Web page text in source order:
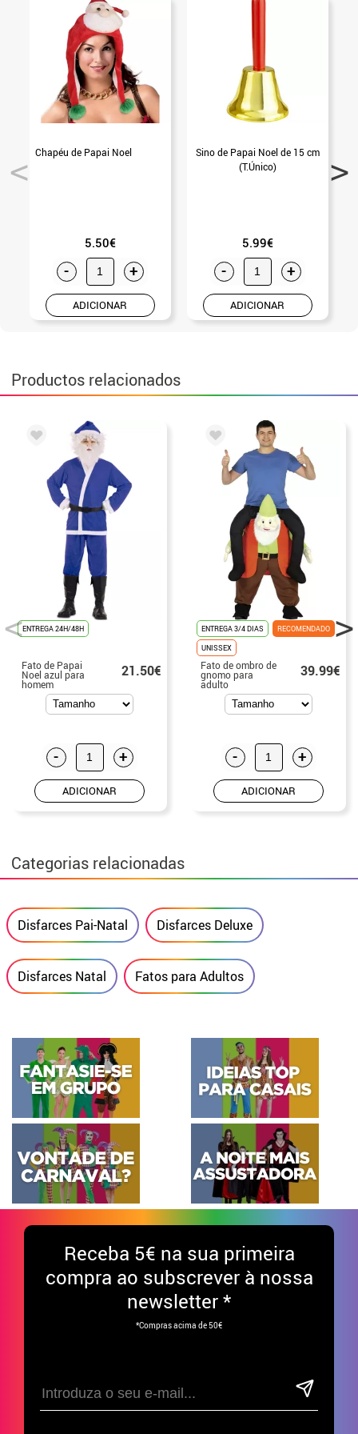
Chapéu de Papai Noel
5.50€
- +
ADICIONAR
Sino de Papai Noel de 15 cm
(T.Único)
5.99€
- +
ADICIONAR
Productos relacionados
ENTREGA 24H/48H
Fato de Papai
Noel azul para
homem
21.50€
- +
ADICIONAR
ENTREGA 3/4 DIAS
RECOMENDADO
UNISSEX
Fato de ombro de
gnomo para
adulto
39.99€
- +
ADICIONAR
Categorias relacionadas
Disfarces Pai-Natal Disfarces Deluxe
Disfarces Natal Fatos para Adultos
Receba 5€ na sua primeira
compra ao subscrever à nossa
newsletter *
*Compras acima de 50€